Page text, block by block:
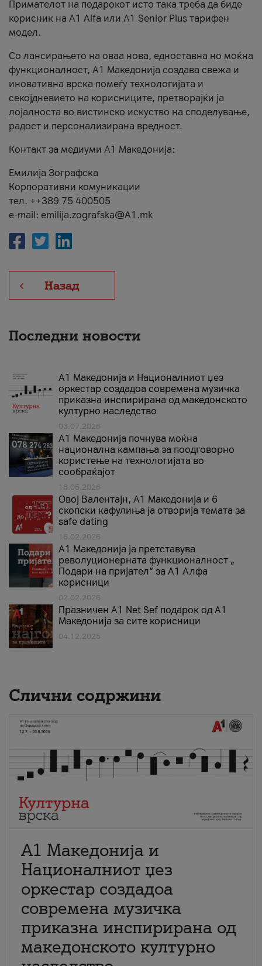
Примателот на подарокот исто така треба да биде
корисник на А1 Alfa или A1 Senior Plus тарифен
модел.
Со лансирањето на оваа нова, едноставна но моќна
функционалност, А1 Македонија создава свежа и
иновативна врска помеѓу технологијата и
секојдневието на корисниците, претворајќи ја
лојалноста во вистинско искуство на споделување,
радост и персонализирана вредност.
Контакт за медиуми А1 Македонија:
Емилија Зографска
Корпоративни комуникации
тел. ++389 75 400505
e-mail: emilija.zografska@A1.mk
Назад
Последни новости
А1 Македонија и Националниот џез
оркестар создадоа современа музичка
приказна инспирирана од македонското
културно наследство
03.07.2026
A1 Македонија почнува моќна
национална кампања за поодговорно
користење на технологијата во
сообраќајот
18.05.2026
Овој Валентајн, A1 Македонија и 6
скопски кафулиња ја отворија темата за
safe dating
16.02.2026
А1 Македонија ја претставува
револуционерната функционалност „
Подари на пријател“ за А1 Алфа
корисници
02.02.2026
Празничен A1 Net Sеf подарок од А1
Македонија за сите корисници
04.12.2025
Слични содржини
А1 Македонија и
Националниот џез
оркестар создадоа
современа музичка
приказна инспирирана од
македонското културно